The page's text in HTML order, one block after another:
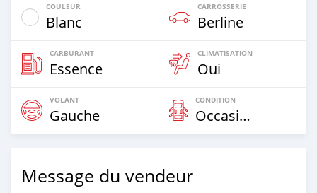
COULEUR
Blanc
CARROSSERIE
Berline
CARBURANT
Essence
CLIMATISATION
Oui
VOLANT
Gauche
CONDITION
Occasion
Message du vendeur